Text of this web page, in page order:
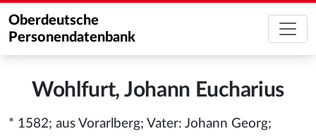
Oberdeutsche
Personendatenbank
Wohlfurt, Johann Eucharius
* 1582; aus Vorarlberg; Vater: Johann Georg;